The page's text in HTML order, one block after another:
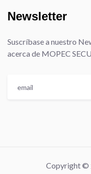
Newsletter
Suscríbase a nuestro
acerca de MOPEC
Copyright ©